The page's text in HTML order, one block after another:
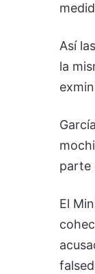
Así
la
parte
El